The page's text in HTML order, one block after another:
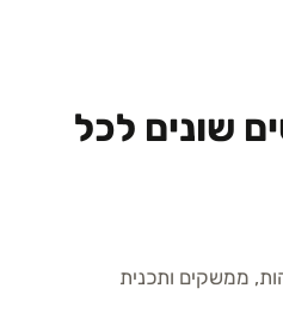
שונים לכל
ממשקים ותכנית